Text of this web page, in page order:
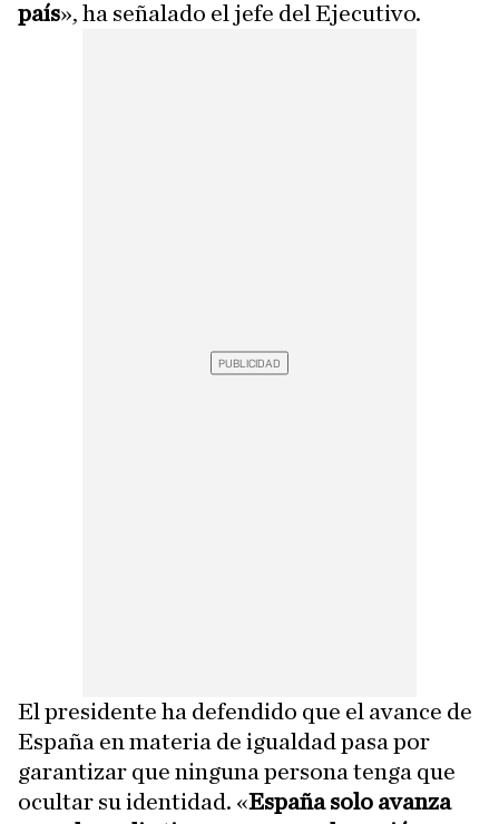
país», ha señalado el jefe del Ejecutivo.
El presidente ha defendido que el avance de
España en materia de igualdad pasa por
garantizar que ninguna persona tenga que
ocultar su identidad. «España solo avanza